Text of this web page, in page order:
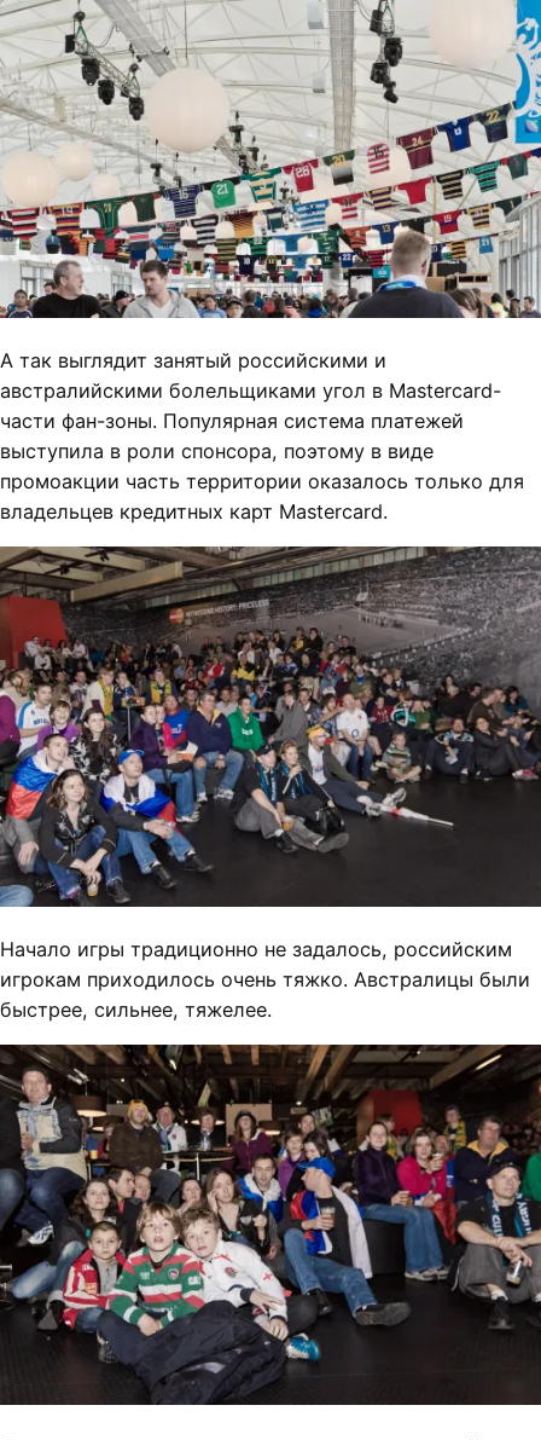
А так выглядит занятый российскими и
австралийскими болельщиками угол в Mastercard-
части фан-зоны. Популярная система платежей
выступила в роли спонсора, поэтому в виде
промоакции часть территории оказалось только для
владельцев кредитных карт Mastercard.
Начало игры традиционно не задалось, российским
игрокам приходилось очень тяжко. Австралицы были
быстрее, сильнее, тяжелее.